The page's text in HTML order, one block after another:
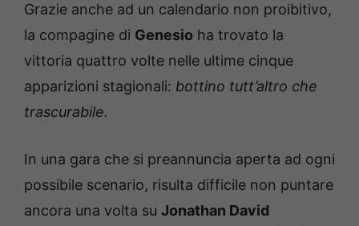
Grazie anche ad un calendario non proibitivo,
la compagine di Genesio ha trovato la
vittoria quattro volte nelle ultime cinque
apparizioni stagionali: bottino tutt’altro che
trascurabile.
In una gara che si preannuncia aperta ad ogni
possibile scenario, risulta difficile non puntare
ancora una volta su Jonathan David